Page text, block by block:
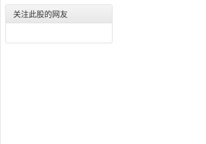
合金投资(000633)
格力电器(000651)
关注此股的网友